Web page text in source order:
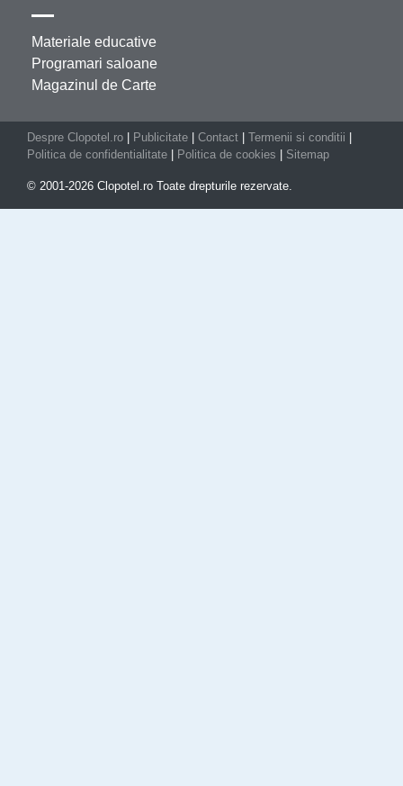
Materiale educative
Programari saloane
Magazinul de Carte
Despre Clopotel.ro Publicitate Contact Termenii si conditii
Politica de confidentialitate
Politica de cookies Sitemap
© 2001-2026 Clopotel.ro Toate drepturile rezervate.